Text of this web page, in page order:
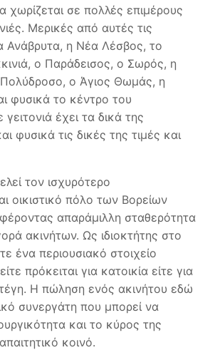
χωρίζεται σε πολλές επιμέρους
Μερικές από αυτές τις
Ανάβρυτα, η Νέα Λέσβος, το
ο Παράδεισος, ο Σωρός, η
Πολύδροσο, ο Άγιος Θωμάς, η
φυσικά το κέντρο του
έχει τα δικά της
φυσικά τις δικές της τιμές και
τον ισχυρότερο
οικιστικό πόλο των Βορείων
απαράμιλλη σταθερότητα
ακινήτων. Ως ιδιοκτήτης στο
ένα περιουσιακό στοιχείο
πρόκειται για κατοικία είτε για
Η πώληση ενός ακινήτου εδώ
συνεργάτη που μπορεί να
και το κύρος της
κοινό.